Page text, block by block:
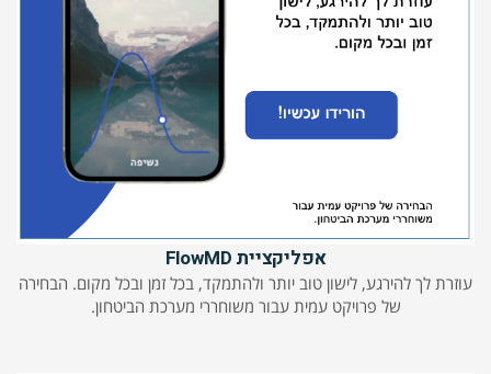
אפליקציית FlowMD
עוזרת לך להירגע, לישון טוב יותר ולהתמקד, בכל זמן ובכל מקום. הבחירה
של פרויקט עמית עבור משוחררי מערכת הביטחון.